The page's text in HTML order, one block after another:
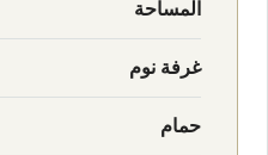
المساحة
غرفة نوم
حمام